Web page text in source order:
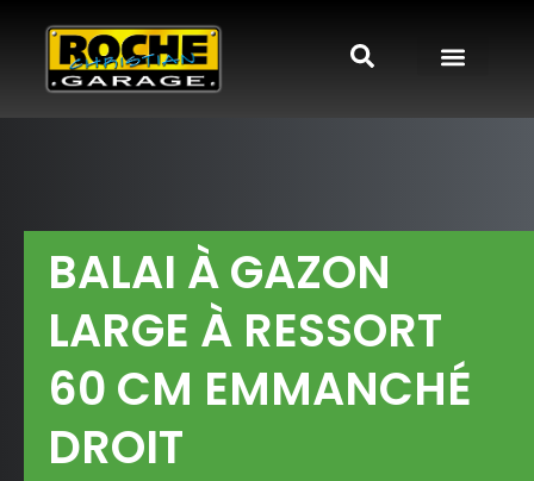
BALAI À GAZON
LARGE À RESSORT
60 CM EMMANCHÉ
DROIT